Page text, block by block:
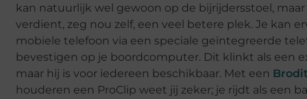
kan natuurlijk wel gewoon op de bijrijdersstoel,
verdient, zeg nou zelf, een veel betere plek. Je kan
mobiele telefoon via een speciale geïntegreerde
bevestigen op je boordcomputer. Dit klinkt als een
maar hij is voor iedereen beschikbaar. Met een
houderen een ProClip weet jij zeker; je rijdt als een